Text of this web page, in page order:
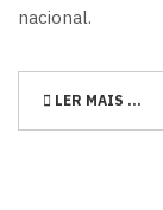
nacional.
LER MAIS …